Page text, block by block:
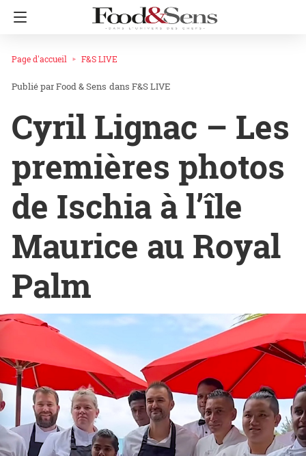
Page d'accueil F&S LIVE
Food & Sens dans F&S LIVE
Cyril Lignac – Les
premières photos
de Ischia à l’île
Maurice au Royal
Palm